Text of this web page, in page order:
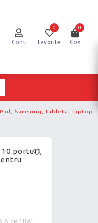
Cont Favorite
0
Coș
0
Samsung, tableta, laptop
10 porturi,
A de 18W,